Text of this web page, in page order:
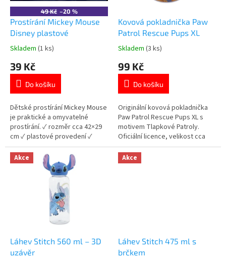
49 Kč –20 %
Prostírání Mickey Mouse
Disney plastové
Průměrné
produktu
5,0
5
hvězdiček.
Skladem (1 ks)
39 Kč
Do košíku
Dětské prostírání Mickey Mouse
je praktické a omyvatelné
prostírání. ✓ rozměr cca 42×29
cm ✓ plastové provedení ✓
licencovaný motiv Mickey
Mouse 👉 Více produktů Mickey
Mouse
Kovová pokladnička Paw
Patrol Rescue Pups XL
Průměrné
produktu
5,0
5
hvězdiček.
Skladem (3 ks)
99 Kč
Do košíku
Originální kovová pokladnička
Paw Patrol Rescue Pups XL s
motivem Tlapkové Patroly.
Oficiální licence, velikost cca
15×10 cm. Více produktů s
motivem 👉 TLAPKOVÉ
PATROLY
Akce
Láhev Stitch 560 ml – 3D
uzávěr
Akce
Láhev Stitch 475 ml s
brčkem